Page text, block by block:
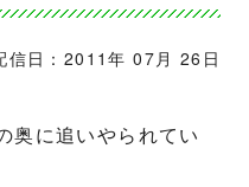
信日：2011年 07月 26日
奥に追いやられてい